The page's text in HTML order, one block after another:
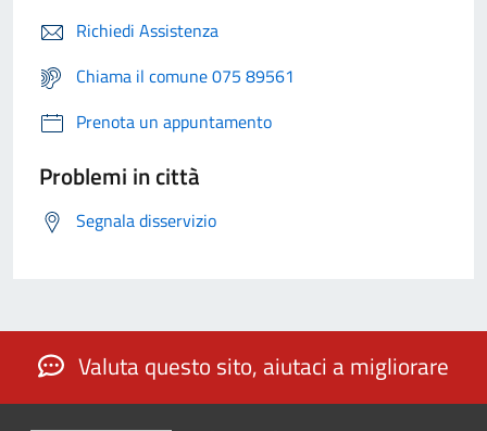
Richiedi Assistenza
Chiama il comune 075 89561
Prenota un appuntamento
Problemi in città
Segnala disservizio
Valuta questo sito, aiutaci a migliorare